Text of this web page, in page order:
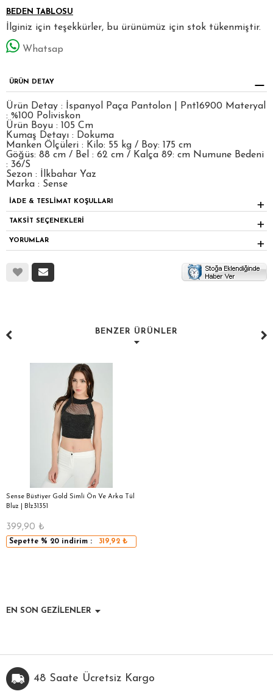
BEDEN TABLOSU
İlginiz için teşekkürler, bu ürünümüz için stok tükenmiştir.
Whatsap
ÜRÜN DETAY
Ürün Detay : İspanyol Paça Pantolon | Pnt16900 Materyal
: %100 Poliviskon
Ürün Boyu : 105 Cm
Kumaş Detayı : Dokuma
Manken Ölçüleri : Kilo: 55 kg / Boy: 175 cm
Göğüs: 88 cm / Bel : 62 cm / Kalça 89: cm Numune Bedeni
: 36/S
Sezon : İlkbahar Yaz
Marka : Sense
İADE & TESLİMAT KOŞULLARI
TAKSİT SEÇENEKLERİ
YORUMLAR
BENZER ÜRÜNLER
Sense Büstiyer Gold Simli Ön Ve Arka Tül
Bluz | Blz31351
399,90 ₺
Sepette % 20 indirim : 319,92₺
EN SON GEZİLENLER
48 Saate Ücretsiz Kargo